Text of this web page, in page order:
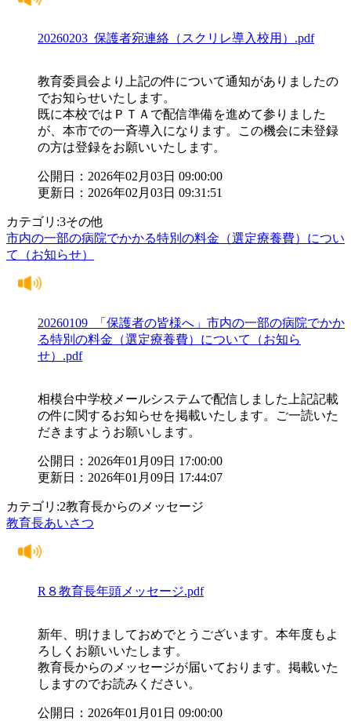
20260203_保護者宛連絡（スクリレ導入校用）.pdf
教育委員会より上記の件について通知がありましたの
でお知らせいたします。
既に本校ではＰＴＡで配信準備を進めて参りました
が、本市での一斉導入になります。この機会に未登録
の方は登録をお願いいたします。
公開日：2026年02月03日 09:00:00
更新日：2026年02月03日 09:31:51
カテゴリ:3その他
市内の一部の病院でかかる特別の料金（選定療養費）につい
て（お知らせ）
20260109_「保護者の皆様へ」市内の一部の病院でかか
る特別の料金（選定療養費）について（お知ら
せ）.pdf
相模台中学校メールシステムで配信しました上記記載
の件に関するお知らせを掲載いたします。ご一読いた
だきますようお願いします。
公開日：2026年01月09日 17:00:00
更新日：2026年01月09日 17:44:07
カテゴリ:2教育長からのメッセージ
教育長あいさつ
R８教育長年頭メッセージ.pdf
新年、明けましておめでとうございます。本年度もよ
ろしくお願いいたします。
教育長からのメッセージが届いております。掲載いた
しますのでお読みください。
公開日：2026年01月01日 09:00:00